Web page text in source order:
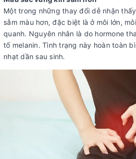
Một trong những thay đổi dễ nhận
sẫm màu hơn, đặc biệt là ở môi lớn,
quanh. Nguyên nhân là do hormone
tố melanin. Tình trạng này hoàn toàn
nhạt dần sau sinh.